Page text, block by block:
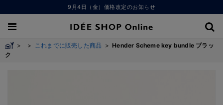
9月4日（金）価格改定のお知らせ
> > これまでに販売した商品 >Hender Scheme key bundle ブラッ
ク